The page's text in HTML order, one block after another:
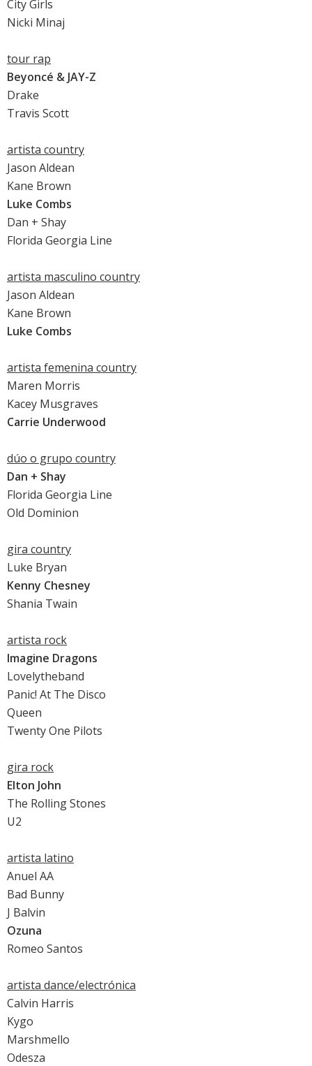
City Girls
Nicki Minaj
tour rap
Beyoncé & JAY-Z
Drake
Travis Scott
artista country
Jason Aldean
Kane Brown
Luke Combs
Dan + Shay
Florida Georgia Line
artista masculino country
Jason Aldean
Kane Brown
Luke Combs
artista femenina country
Maren Morris
Kacey Musgraves
Carrie Underwood
dúo o grupo country
Dan + Shay
Florida Georgia Line
Old Dominion
gira country
Luke Bryan
Kenny Chesney
Shania Twain
artista rock
Imagine Dragons
Lovelytheband
Panic! At The Disco
Queen
Twenty One Pilots
gira rock
Elton John
The Rolling Stones
U2
artista latino
Anuel AA
Bad Bunny
J Balvin
Ozuna
Romeo Santos
artista dance/electrónica
Calvin Harris
Kygo
Marshmello
Odesza